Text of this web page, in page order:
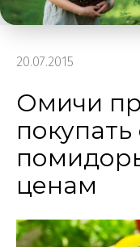
20.07.2015
Омичи
ценам